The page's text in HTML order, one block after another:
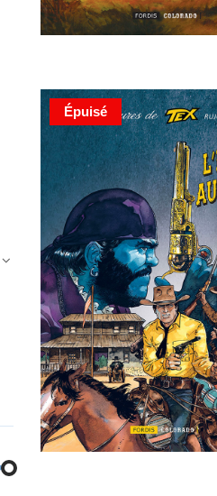
Épuisé